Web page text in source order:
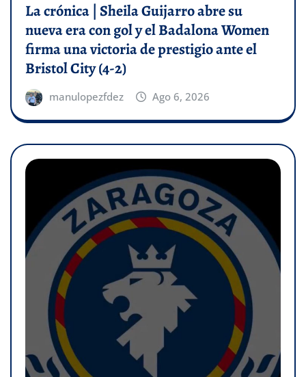
La crónica | Sheila Guijarro abre su
nueva era con gol y el Badalona Women
firma una victoria de prestigio ante el
Bristol City (4-2)
manulopezfdez Ago 6, 2026